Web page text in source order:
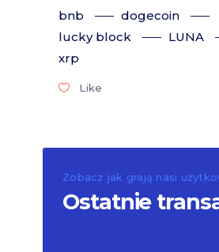
bnb
dogecoin
lucky block
LUNA
xrp
Like
Zobacz jak grają nasi
Ostatnie